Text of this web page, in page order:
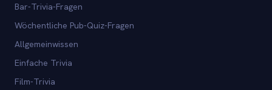
Bar-Trivia-Fragen
Wöchentliche Pub-Quiz-Fragen
Allgemeinwissen
Einfache Trivia
Film-Trivia